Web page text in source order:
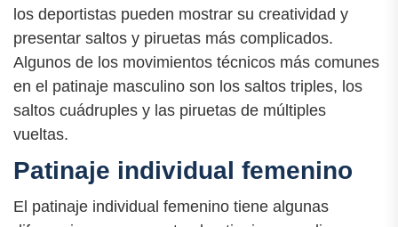
los deportistas pueden mostrar su creatividad y
presentar saltos y piruetas más complicados.
Algunos de los movimientos técnicos más comunes
en el patinaje masculino son los saltos triples, los
saltos cuádruples y las piruetas de múltiples
vueltas.
Patinaje individual femenino
El patinaje individual femenino tiene algunas